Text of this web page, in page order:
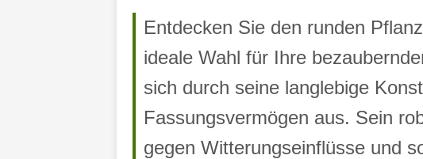
Entdecken Sie den runden
ideale Wahl für Ihre
sich durch seine langlebige
Fassungsvermögen aus. Sein
gegen Witterungseinflüsse und